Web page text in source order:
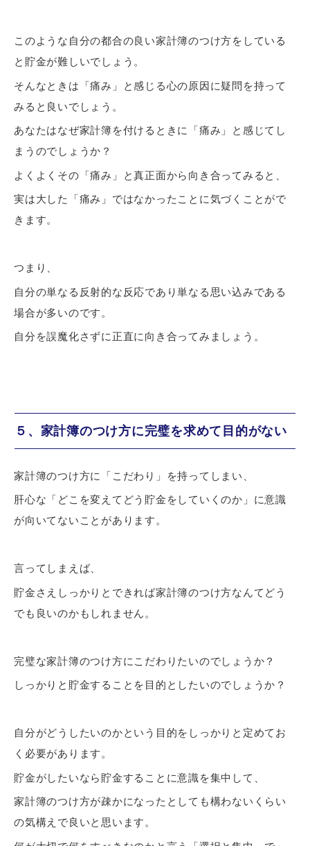
このような自分の都合の良い家計簿のつけ方をしている
と貯金が難しいでしょう。
そんなときは「痛み」と感じる心の原因に疑問を持って
みる と良いでしょう。
あなたはなぜ家計簿を付けるときに「痛み」と感じてし
まうのでしょうか？
よくよくその「痛み」と真正面から向き合ってみると、
実は大した「痛み」ではなかった ことに気づくことがで
きます。
つまり、
自分の単なる反射的な反応であり単なる思い込みである
場合が多いのです。
自分を誤魔化さずに正直に向き合ってみましょう。
５、家計簿のつけ方に完璧を求めて目的がない
家計簿のつけ方に「こだわり」を持ってしまい、
肝心な「 どこを変えてどう貯金をしていくのか 」に意識
が向いてないことがあります。
言ってしまえば、
貯金さえしっかりとできれば家計簿のつけ方なんてどう
でも良いのかもしれません。
完璧な家計簿のつけ方にこだわりたいのでしょうか？
しっかりと貯金することを目的としたいのでしょうか？
自分がどうしたいのかという 目的をしっかりと定めてお
く 必要があります。
貯金がしたいなら貯金することに意識を集中して、
家計簿のつけ方が疎かになったとしても構わないくらい
の気構えで良いと思います。